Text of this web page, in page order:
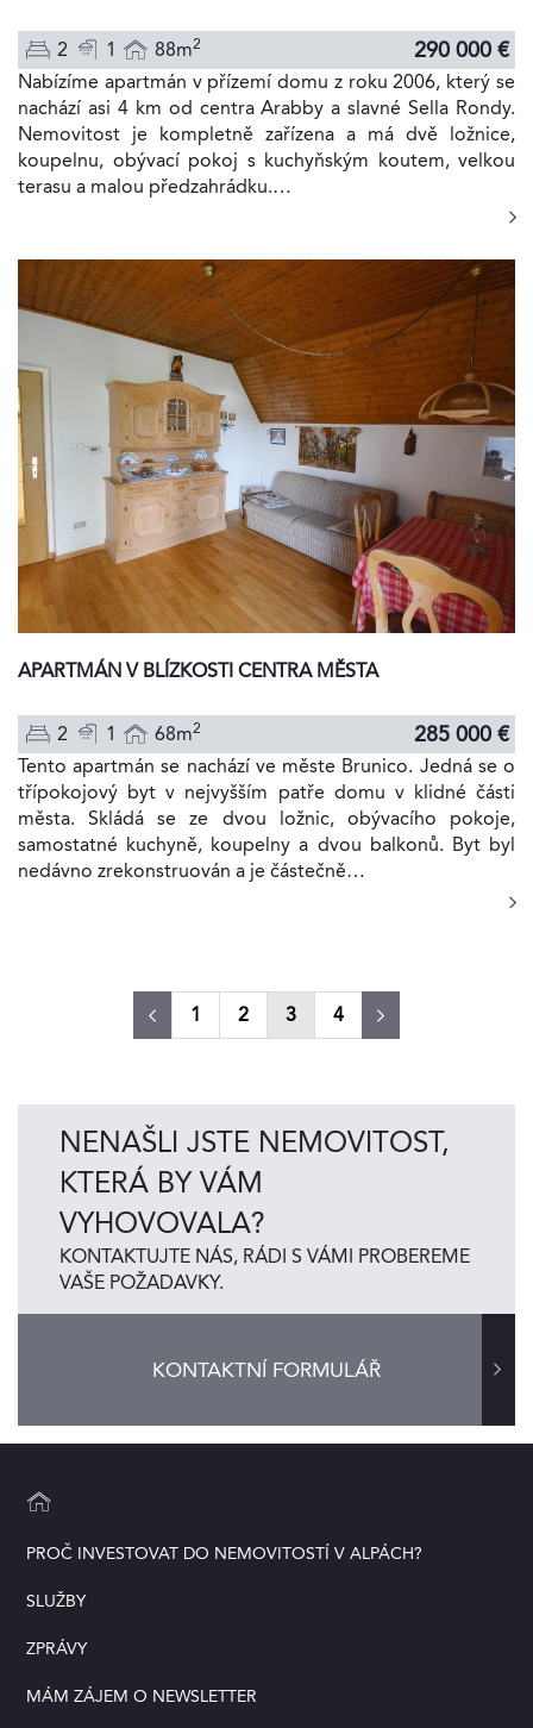
2 1 88m2 290 000 €
Nabízíme apartmán v přízemí domu z roku 2006, který se
nachází asi 4 km od centra Arabby a slavné Sella Rondy.
Nemovitost je kompletně zařízena a má dvě ložnice,
koupelnu, obývací pokoj s kuchyňským koutem, velkou
terasu a malou předzahrádku.…
APARTMÁN V BLÍZKOSTI CENTRA MĚSTA
2 1 68m2 285 000 €
Tento apartmán se nachází ve měste Brunico. Jedná se o
třípokojový byt v nejvyšším patře domu v klidné části
města. Skládá se ze dvou ložnic, obývacího pokoje,
samostatné kuchyně, koupelny a dvou balkonů. Byt byl
nedávno zrekonstruován a je částečně…
1 2 3(current)
4
NENAŠLI JSTE NEMOVITOST,
KTERÁ BY VÁM
VYHOVOVALA?
KONTAKTUJTE NÁS, RÁDI S VÁMI PROBEREME
VAŠE POŽADAVKY.
KONTAKTNÍ FORMULÁŘ
PROČ INVESTOVAT DO NEMOVITOSTÍ V ALPÁCH?
SLUŽBY
ZPRÁVY
MÁM ZÁJEM O NEWSLETTER